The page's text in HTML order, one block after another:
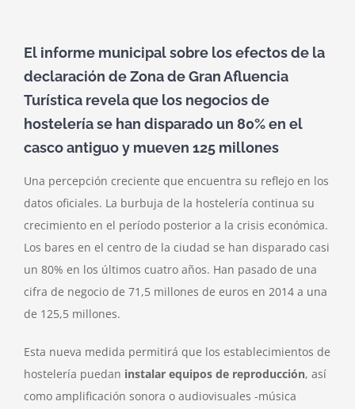
Centro
El informe municipal sobre los efectos de la
declaración de Zona de Gran Afluencia
Turística revela que los negocios de
hostelería se han disparado un 80% en el
casco antiguo y mueven 125 millones
Una percepción creciente que encuentra su reflejo en los
datos oficiales. La burbuja de la hostelería continua su
crecimiento en el período posterior a la crisis económica.
Los bares en el centro de la ciudad se han disparado casi
un 80% en los últimos cuatro años. Han pasado de una
cifra de negocio de 71,5 millones de euros en 2014 a una
de 125,5 millones.
Esta nueva medida permitirá que los establecimientos de
hostelería puedan instalar equipos de reproducción, así
como amplificación sonora o audiovisuales -música